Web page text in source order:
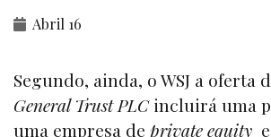
Abril 16
Segundo, ainda, o WSJ a oferta
General Trust PLCincluirá uma
uma empresa de private equity